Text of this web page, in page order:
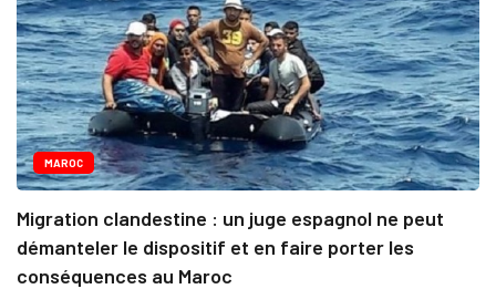
MAROC
Migration clandestine : un juge espagnol ne peut
démanteler le dispositif et en faire porter les
conséquences au Maroc